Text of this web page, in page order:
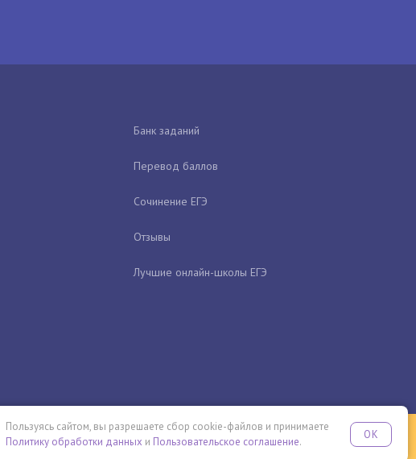
Банк заданий
Перевод баллов
Сочинение ЕГЭ
Отзывы
Лучшие онлайн-школы ЕГЭ
ПОДРОБНЕЕ
Пользуясь сайтом, вы разрешаете сбор cookie-файлов и принимаете
Политику обработки данных и Пользовательское соглашение.
OK